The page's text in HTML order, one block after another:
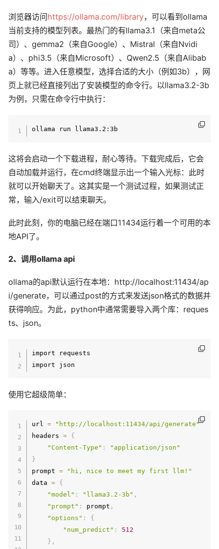
浏览器访问https://ollama.com/library，可以看到ollama
当前支持的模型列表。最热门的有llama3.1（来自meta公
司）、gemma2（来自Google）、Mistral（来自Nvidi
a）、phi3.5（来自Microsoft）、Qwen2.5（来自Alibab
a）等等。进入任意模型，选择合适的大小（例如3b），网
页上就已经直接列出了安装模型的命令行。以llama3.2-3b
为例，只需在命令行中执行：
这将会启动一个下载进程，耐心等待。下载完成后，它会
自动加载并运行，在cmd终端显示出一个输入光标：此时
就可以开始聊天了。这其实是一个测试过程，如果测试正
常，输入/exit可以结束聊天。
此时此刻，你的电脑已经在端口11434运行着一个可用的本
地API了。
2、调用ollama api
ollama的api默认运行在本地：http://localhost:11434/ap
i/generate，可以通过post的方式来发送json格式的数据并
获得响应。为此，python中通常需要导入两个库：reques
ts、json。
import requests
使用它超级简单：
url =
"http://localhost:11434/api/generate"
headers = {
"Content-Type" :
"application/json"
}
prompt =
"hi, nice to meet my first llm!"
data = {
"model" : "llama3.2-3b" ,
"prompt" : prompt ,
"options" :
{
"num_predict" :
512
} ,